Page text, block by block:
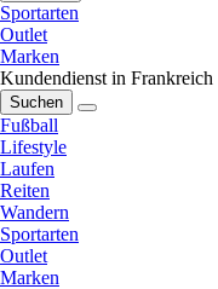
Sportarten
Outlet
Marken
Kundendienst in Frankreich
Suchen
Fußball
Lifestyle
Laufen
Reiten
Wandern
Sportarten
Outlet
Marken